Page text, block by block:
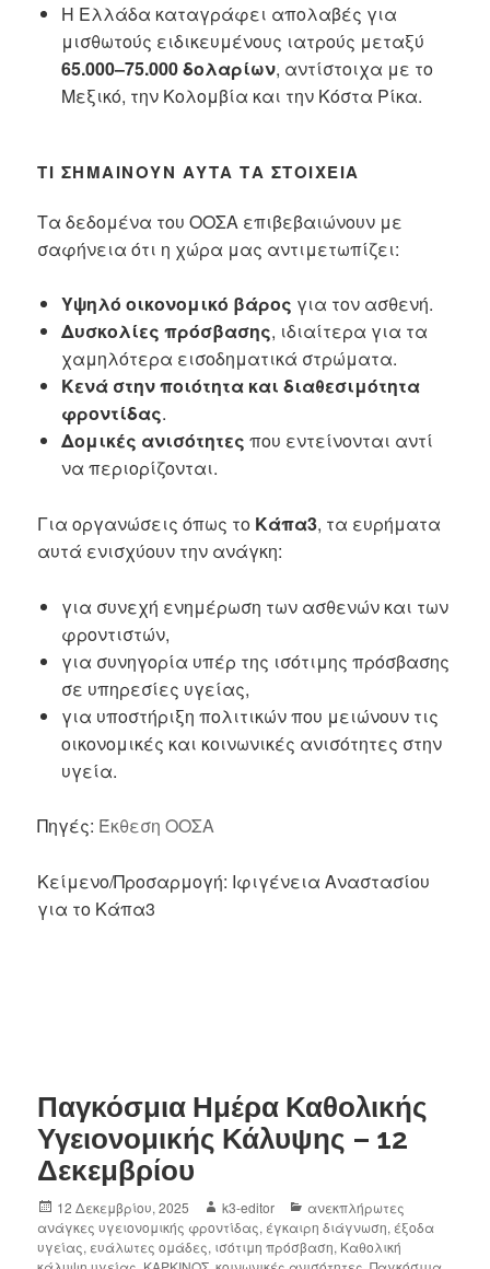
Η Ελλάδα καταγράφει απολαβές για
μισθωτούς ειδικευμένους ιατρούς μεταξύ
65.000–75.000 δολαρίων, αντίστοιχα με το
Μεξικό, την Κολομβία και την Κόστα Ρίκα.
ΤΙ ΣΗΜΑΊΝΟΥΝ ΑΥΤΆ ΤΑ ΣΤΟΙΧΕΊΑ
Τα δεδομένα του ΟΟΣΑ επιβεβαιώνουν με
σαφήνεια ότι η χώρα μας αντιμετωπίζει:
Υψηλό οικονομικό βάρος για τον ασθενή.
Δυσκολίες πρόσβασης, ιδιαίτερα για τα
χαμηλότερα εισοδηματικά στρώματα.
Κενά στην ποιότητα και διαθεσιμότητα
φροντίδας.
Δομικές ανισότητες που εντείνονται αντί
να περιορίζονται.
Για οργανώσεις όπως το Κάπα3, τα ευρήματα
αυτά ενισχύουν την ανάγκη:
για συνεχή ενημέρωση των ασθενών και των
φροντιστών,
για συνηγορία υπέρ της ισότιμης πρόσβασης
σε υπηρεσίες υγείας,
για υποστήριξη πολιτικών που μειώνουν τις
οικονομικές και κοινωνικές ανισότητες στην
υγεία.
Πηγές: Έκθεση ΟΟΣΑ
Κείμενο/Προσαρμογή: Ιφιγένεια Αναστασίου
για το Κάπα3
Παγκόσμια Ημέρα Καθολικής
Υγειονομικής Κάλυψης – 12
Δεκεμβρίου
12 Δεκεμβρίου, 2025 k3-editor
ανεκπλήρωτες
ανάγκες υγειονομικής φροντίδας, έγκαιρη διάγνωση, έξοδα
υγείας, ευάλωτες ομάδες, ισότιμη πρόσβαση, Καθολική